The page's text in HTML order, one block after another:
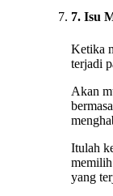
7. Isu
Ketika
terjadi
Akan
Itulah
yang